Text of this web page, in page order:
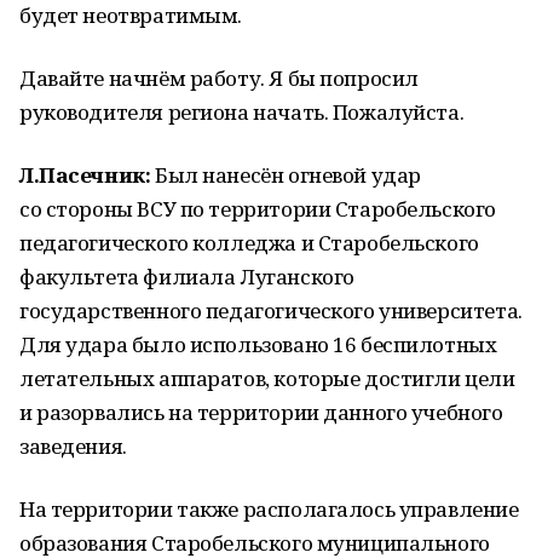
будет неотвратимым.
Давайте начнём работу. Я бы попросил
руководителя региона начать. Пожалуйста.
Л.Пасечник:Был нанесён огневой удар
со стороны ВСУ по территории Старобельского
педагогического колледжа и Старобельского
факультета филиала Луганского
государственного педагогического университета.
Для удара было использовано 16 беспилотных
летательных аппаратов, которые достигли цели
и разорвались на территории данного учебного
заведения.
На территории также располагалось управление
образования Старобельского муниципального